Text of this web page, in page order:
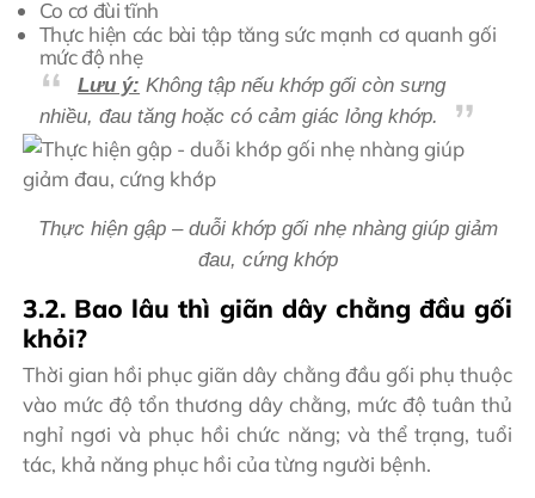
Co cơ đùi tĩnh
Thực hiện các bài tập tăng sức mạnh cơ quanh gối
mức độ nhẹ
Lưu ý: Không tập nếu khớp gối còn sưng
nhiều, đau tăng hoặc có cảm giác lỏng khớp.
Thực hiện gập – duỗi khớp gối nhẹ nhàng giúp giảm
đau, cứng khớp
3.2. Bao lâu thì giãn dây chằng đầu gối
khỏi?
Thời gian hồi phục giãn dây chằng đầu gối phụ thuộc
vào mức độ tổn thương dây chằng, mức độ tuân thủ
nghỉ ngơi và phục hồi chức năng; và thể trạng, tuổi
tác, khả năng phục hồi của từng người bệnh.